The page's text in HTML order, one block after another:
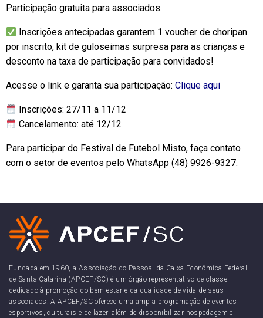
Participação gratuita para associados.
Inscrições antecipadas garantem 1 voucher de choripan
por inscrito, kit de guloseimas surpresa para as crianças e
desconto na taxa de participação para convidados!
Acesse o link e garanta sua participação: Clique aqui
Inscrições: 27/11 a 11/12
Cancelamento: até 12/12
Para participar do Festival de Futebol Misto, faça contato
com o setor de eventos pelo WhatsApp (48) 9926-9327.
Fundada em 1960, a Associação do Pessoal da Caixa Econômica Federal
de Santa Catarina (APCEF/SC) é um órgão representativo de classe
dedicado à promoção do bem-estar e da qualidade de vida de seus
associados. A APCEF/SC oferece uma ampla programação de eventos
esportivos, culturais e de lazer, além de disponibilizar hospedagem e